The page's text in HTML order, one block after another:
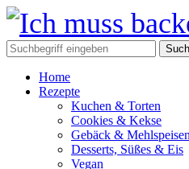
Home
Rezepte
Kuchen & Torten
Cookies & Kekse
Gebäck & Mehlspeisen
Desserts, Süßes & Eis
Vegan